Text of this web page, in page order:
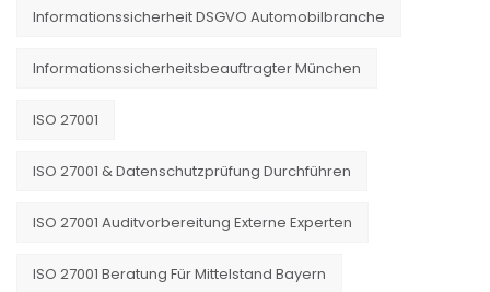
Informationssicherheit DSGVO Automobilbranche
Informationssicherheitsbeauftragter München
ISO 27001
ISO 27001 & Datenschutzprüfung Durchführen
ISO 27001 Auditvorbereitung Externe Experten
ISO 27001 Beratung Für Mittelstand Bayern